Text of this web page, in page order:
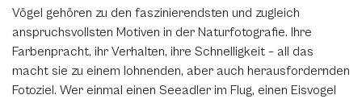
Vögel gehören zu den faszinierendsten und zugleich
anspruchsvollsten Motiven in der Naturfotografie. Ihre
Farbenpracht, ihr Verhalten, ihre Schnelligkeit – all das
macht sie zu einem lohnenden, aber auch herausfordernden
Fotoziel. Wer einmal einen Seeadler im Flug, einen Eisvogel